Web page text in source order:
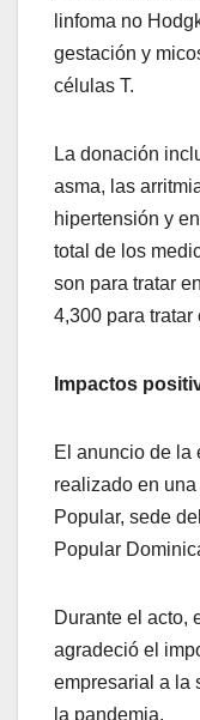
linfoma no
gestación y
células T.
La donación
asma, las
hipertensión y
total de los
son para tratar
4,300 para tratar
Impactos
El anuncio de la
realizado en
Popular, sede
Popular
Durante el acto,
agradeció el
empresarial a la
la pandemia.